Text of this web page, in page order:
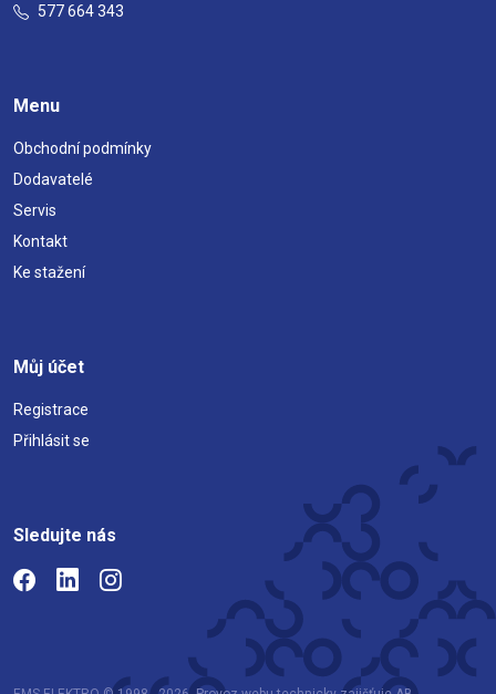
577 664 343
Menu
Obchodní podmínky
Dodavatelé
Servis
Kontakt
Ke stažení
Můj účet
Registrace
Přihlásit se
Sledujte nás